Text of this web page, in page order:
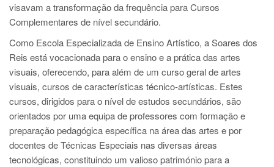
visavam a transformação da frequência para Cursos
Complementares de nível secundário.
Como Escola Especializada de Ensino Artístico, a Soares dos
Reis está vocacionada para o ensino e a prática das artes
visuais, oferecendo, para além de um curso geral de artes
visuais, cursos de características técnico-artísticas. Estes
cursos, dirigidos para o nível de estudos secundários, são
orientados por uma equipa de professores com formação e
preparação pedagógica específica na área das artes e por
docentes de Técnicas Especiais nas diversas áreas
tecnológicas, constituindo um valioso património para a